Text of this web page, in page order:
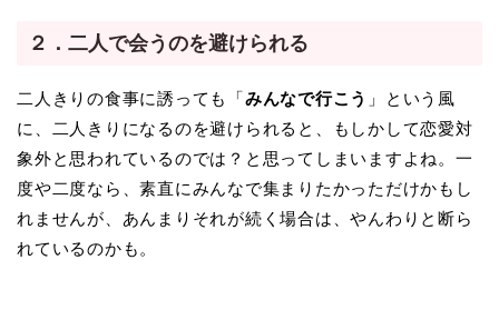
２．二人で会うのを避けられる
二人きりの食事に誘っても「みんなで行こう 」という風
に、二人きりになるのを避けられると、もしかして恋愛対
象外と思われているのでは？と思ってしまいますよね。一
度や二度なら、素直にみんなで集まりたかっただけかもし
れませんが、あんまりそれが続く場合は、やんわりと断ら
れているのかも。